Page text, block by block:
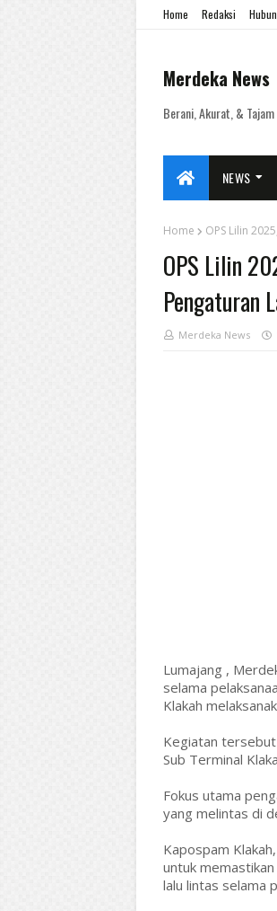
Home Redaksi
Merdeka News
Berani, Akurat, & Tajam
NEWS
Home OPS Lilin
OPS Lilin
Pengaturan
Merdeka News
Lumajang ,
selama
Klakah
Kegiatan
Sub Terminal
Fokus utama
yang melintas di
Kapospam
untuk
lalu lintas selama